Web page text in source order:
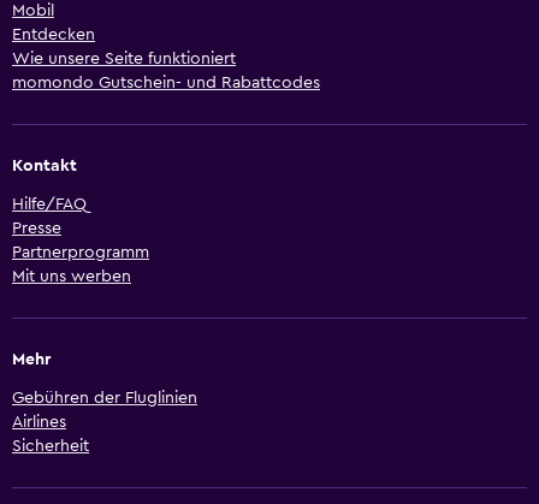
Mobil
Entdecken
Wie unsere Seite funktioniert
momondo Gutschein- und Rabattcodes
Kontakt
Hilfe/FAQ
Presse
Partnerprogramm
Mit uns werben
Mehr
Gebühren der Fluglinien
Airlines
Sicherheit